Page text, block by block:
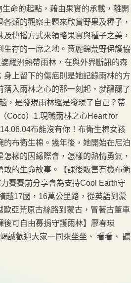
命的起點，藉由果實的承載，離開
類的觀察主題來欣賞野果及種子，
傳播方式來領略果實與種子之美，
生存的一席之地。黃麗錦荒野保護協
羅洲熱帶雨林，在與外界斷訊的森
上留下的傷疤則是她記錄雨林的方
入雨林之心的那一刻起，就醞釀了
，是發現雨林還是發現了自己？帶
Coco）1.現職雨林之心Heart for
布能沒有你！布衛生棉女孩
布衛生棉。幾年後，她開始在尼泊
樣的因緣際會，怎樣的熱情勇氣，
的生命故事。【課後販售有機布衛
賽賽前分享會為支持Cool Earth守
越17國，16萬公里路，從英語到蒙
亞荒原古絲路到蒙古，冒著古董車
後可自由募捐守護雨林】廖春瑛
誠歡迎大家一同來坐坐、 看看、 聽